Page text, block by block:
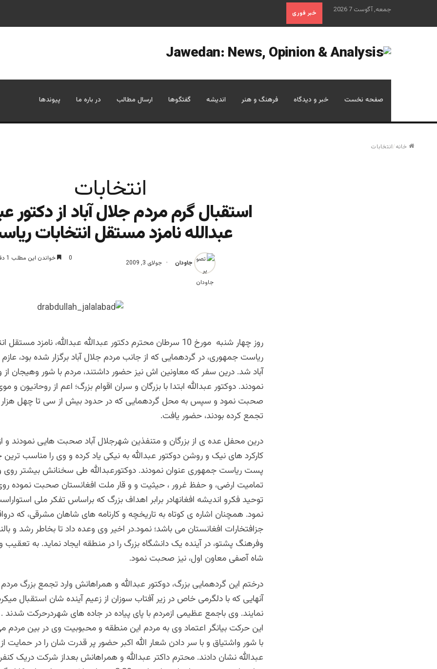
جمعه, آگوست 7 2026 خبر فوری
صفحه نخست خبر و دیدگاه فرهنگ و هنر اندیشه گفتگوها ارسال مطالب در باره ما پیوندها
خانه/انتخابات
انتخابات
استقبال گرم مردم جلال آباد از دکتور
عبدالله نامزد مستقل انتخابات
جاودان جولای 3, 2009
0 خواندن این مطلب 1 دقیقه زمان میبرد
روز چهار شنبه مورخ 10 سرطان محترم دکتور عبدالله عبدالله، نامزد
ریاست جمهوری، در گردهمایی که از جانب مردم جلال آباد برگزار شده بود،
آباد شد. درین سفر که معاونین اش نیز حضور داشتند، مردم با شور وهیجان
نمودند. دوکتور عبدالله ابتدا با بزرگان و سران اقوام بزرگ؛ اعم از روحانیون و
صحبت نمود و سپس به محل گردهمایی که در حدود بیش از سی تا چهل هزار
تجمع کرده بودند، حضور یافت.
درین محفل عده ی از بزرگان و متنفذین شهرجلال آباد صحبت هایی نمودند و
کارکرد های نیک و روشن دوکتور عبدالله به نیکی یاد کرده و وی را مناسب ترین
پست ریاست جمهوری عنوان نمودند. دوکتورعبدالله طی سخنانش بیشتر
تمامیت ارضی، و حفظ غرور ، حیثیت و و قار ملت افغانستان صحبت نموده
توحید فکرو اندیشه افغانهادر برابر اهداف بزرگ که براساس تفکر ملی
نمود. همچنان اشاره ی کوتاه به تاریخچه و کارنامه های شاهان مشرقی، که
جزافتخارات افغانستان می باشد؛ نمود.در اخیر وی وعده داد تا بخاطر رشد و
وفرهنگ پشتو، در آینده یک دانشگاه بزرگ را در منطقه ایجاد نماید. به
شاه آصفی معاون اول، نیز صحبت نمود.
درختم این گردهمایی بزرگ، دوکتور عبدالله و همراهانش وارد تجمع بزرگ مردم
آنهایی که با دلگرمی خاص در زیر آفتاب سوزان از زعیم آینده شان استقبال
نمایند. وی باجمع عظیمی ازمردم با پای پیاده در جاده های شهردرحرکت شدند
این حرکت بیانگر اعتماد وی به مردم این منطقه و محبوبیت وی در بین مردم
با شور واشتیاق و با سر دادن شعار الله اکبر حضور پر قدرت شان را در حمایت
عبدالله نشان دادند. محترم داکتر عبدالله و همراهانش بعداز شرکت دریک